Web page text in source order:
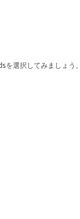
選択してみましょう。